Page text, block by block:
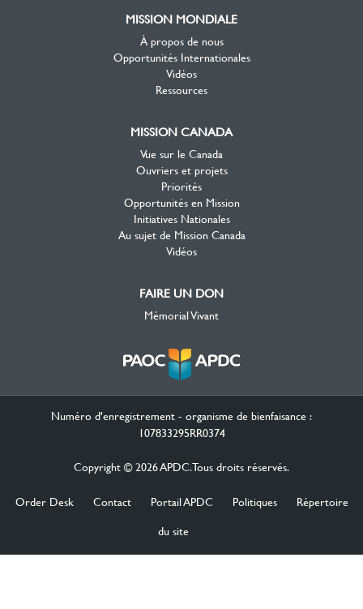
MISSION MONDIALE
À propos de nous
Opportunités Internationales
Vidéos
Ressources
MISSION CANADA
Vue sur le Canada
Ouvriers et projets
Priorités
Opportunités en Mission
Initiatives Nationales
Au sujet de Mission Canada
Vidéos
FAIRE UN DON
Mémorial Vivant
Numéro d'enregistrement - organisme de bienfaisance :
107833295RR0374
Copyright © 2026 APDC. Tous droits réservés.
Order Desk Contact Portail APDC Politiques
Répertoire
du site